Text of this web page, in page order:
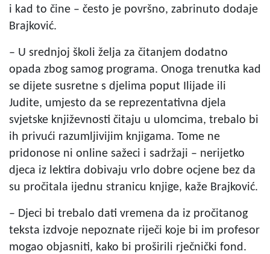
i kad to čine – često je površno, zabrinuto dodaje
Brajković.
– U srednjoj školi želja za čitanjem dodatno
opada zbog samog programa. Onoga trenutka kad
se dijete susretne s djelima poput Ilijade ili
Judite, umjesto da se reprezentativna djela
svjetske književnosti čitaju u ulomcima, trebalo bi
ih privući razumljivijim knjigama. Tome ne
pridonose ni online sažeci i sadržaji – nerijetko
djeca iz lektira dobivaju vrlo dobre ocjene bez da
su pročitala ijednu stranicu knjige, kaže Brajković.
– Djeci bi trebalo dati vremena da iz pročitanog
teksta izdvoje nepoznate riječi koje bi im profesor
mogao objasniti, kako bi proširili rječnički fond.